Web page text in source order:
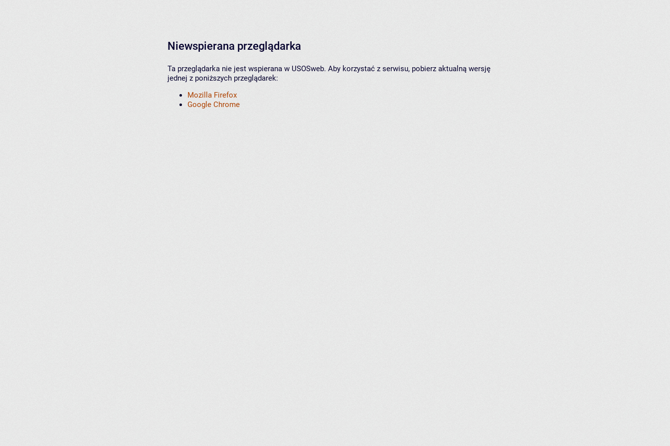
Niewspierana przeglądarka
Ta przeglądarka nie jest wspierana w USOSweb. Aby korzystać z serwisu, pobierz aktualną wersję
jednej z poniższych przeglądarek:
Mozilla Firefox
Google Chrome